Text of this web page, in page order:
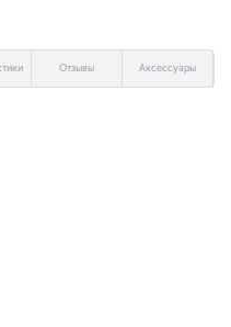
Отзывы Аксессуары